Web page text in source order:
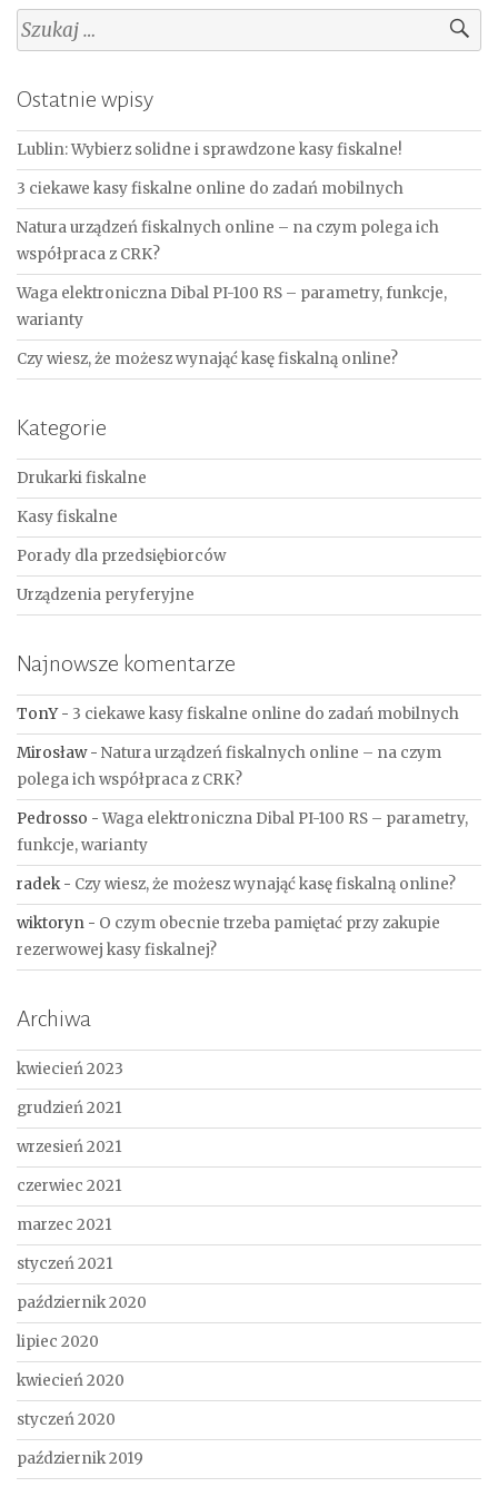
Szukaj:
Ostatnie wpisy
Lublin: Wybierz solidne i sprawdzone kasy fiskalne!
3 ciekawe kasy fiskalne online do zadań mobilnych
Natura urządzeń fiskalnych online – na czym polega ich
współpraca z CRK?
Waga elektroniczna Dibal PI-100 RS – parametry, funkcje,
warianty
Czy wiesz, że możesz wynająć kasę fiskalną online?
Kategorie
Drukarki fiskalne
Kasy fiskalne
Porady dla przedsiębiorców
Urządzenia peryferyjne
Najnowsze komentarze
TonY- 3 ciekawe kasy fiskalne online do zadań mobilnych
Mirosław- Natura urządzeń fiskalnych online – na czym
polega ich współpraca z CRK?
Pedrosso -Waga elektroniczna Dibal PI-100 RS – parametry,
funkcje, warianty
radek- Czy wiesz, że możesz wynająć kasę fiskalną online?
wiktoryn - O czym obecnie trzeba pamiętać przy zakupie
rezerwowej kasy fiskalnej?
Archiwa
kwiecień 2023
grudzień 2021
wrzesień 2021
czerwiec 2021
marzec 2021
styczeń 2021
październik 2020
lipiec 2020
kwiecień 2020
styczeń 2020
październik 2019